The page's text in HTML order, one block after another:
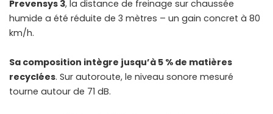
Prevensys 3, la distance de freinage sur chaussée
humide a été réduite de 3 mètres – un gain concret à 80
km/h.
Sa composition intègre jusqu’à 5 % de matières
recyclées. Sur autoroute, le niveau sonore mesuré
tourne autour de 71 dB.